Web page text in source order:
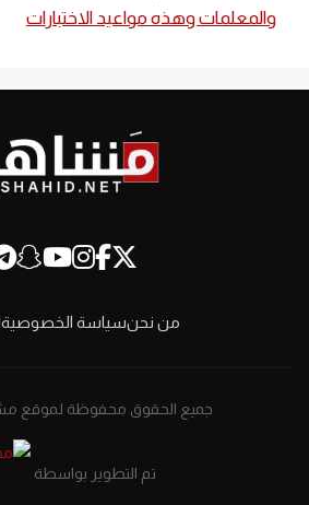
والمعلمات وهذه مواعيد الاختبارات
من نحنسياسة الخصوصية
جميع الحقوق محفوظة لموقع مشاهد
تم التطوير بواسطة